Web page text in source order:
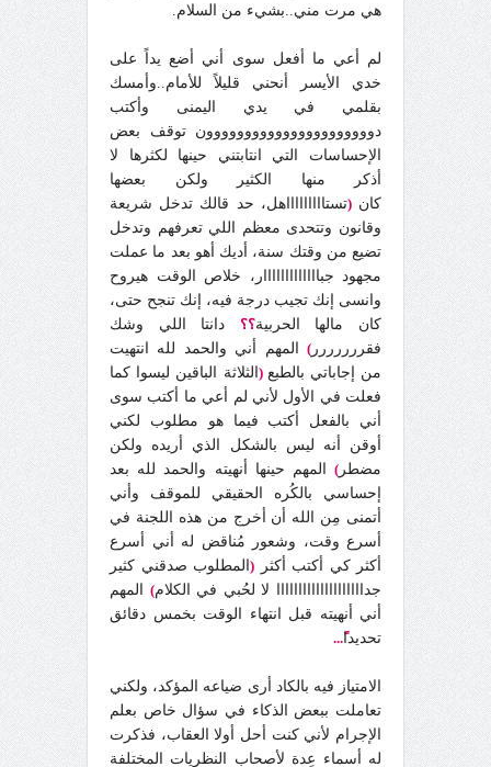
هي مرت مني..بشيء من السلام.
لم أعي ما أفعل سوى أني أضع يداً على
خدي الأيسر أنحني قليلاً للأمام..وأمسك
بقلمي في يدي اليمنى وأكتب
دوووووووووووووووووووووون توقف بعض
الإحساسات التي انتابتني حينها لكثرها لا
أذكر منها الكثير ولكن بعضها
كان(تستاااااااااهل، حد قالك تدخل شريعة
وقانون وتتحدى معظم اللي تعرفهم وتدخل
تضيع من وقتك سنة، أديك أهو بعد ما عملت
مجهود جبااااااااااااار، خلاص الوقت هيروح
وانسى إنك تجيب درجة فيه، إنك تنجح حتى،
كان مالها الحربية؟؟ دانتا اللي وشك
فقررررررر ) المهم أني والحمد لله انتهيت
من إجاباتي بالطبع ( الثلاثة الباقين ليسوا كما
فعلت في الأول لأني لم أعي ما أكتب سوى
أني بالفعل أكتب فيما هو مطلوب لكني
أوقن أنه ليس بالشكل الذي أريده ولكن
مضطر ) المهم حينها أنهيته والحمد لله بعد
إحساسي بالكُره الحقيقي للموقف وأني
أتمنى مِن الله أن أخرج من هذه اللجنة في
أسرع وقت، وشعور مُناقض له أني أسرع
أكثر كي أكتب أكثر ( المطلوب صدقني كثير
جداااااااااااااااااااا لا لحُبي في الكلام) المهم
أني أنهيته قبل انتهاء الوقت بخمس دقائق
تحديداً...
الامتياز فيه بالكاد أرى ضياعه المؤكد، ولكني
تعاملت ببعض الذكاء في سؤال خاص بعلم
الإجرام لأني كنت أحل أولا العقاب، فذكرت
له أسماء عِدة لأصحاب النظريات المختلفة